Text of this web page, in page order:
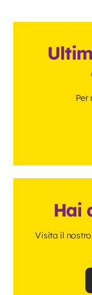
Per
Hai
Visita il